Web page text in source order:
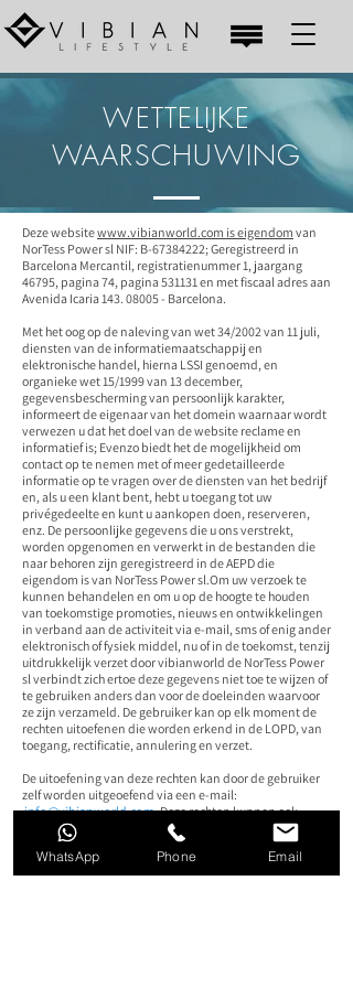
WETTELIJKE
WAARSCHUWING
Deze websitewww.vibianworld.com is eigendom van
NorTess Power sl NIF: B-67384222; Geregistreerd in
Barcelona Mercantil, registratienummer 1, jaargang
46795, pagina 74, pagina 531131 en met fiscaal adres aan
Avenida Icaria143. 08005- Barcelona.
Met het oog op de naleving van wet 34/2002 van 11 juli,
diensten van de informatiemaatschappij en
elektronische handel, hierna LSSI genoemd, en
organieke wet 15/1999 van 13 december,
gegevensbescherming van persoonlijk karakter,
informeert de eigenaar van het domein waarnaar wordt
verwezen u dat het doel van de website reclame en
informatief is; Evenzo biedt het de mogelijkheid om
contact op te nemen met of meer gedetailleerde
informatie op te vragen over de diensten van het bedrijf
en, als u een klant bent, hebt u toegang tot uw
privégedeelte en kunt u aankopen doen, reserveren,
enz. De persoonlijke gegevens die u ons verstrekt,
worden opgenomen en verwerkt in de bestanden die
naar behoren zijn geregistreerd in de AEPD die
eigendom is van NorTess Power sl.Om uw verzoek te
kunnen behandelen en om u op de hoogte te houden
van toekomstige promoties, nieuws en ontwikkelingen
in verband aan de activiteit via e-mail, sms of enig ander
elektronisch of fysiek middel, nu of in de toekomst, tenzij
uitdrukkelijk verzet door vibianworld de NorTess Power
sl verbindt zich ertoe deze gegevens niet toe te wijzen of
te gebruiken anders dan voor de doeleinden waarvoor
ze zijn verzameld. De gebruiker kan op elk moment de
rechten uitoefenen die worden erkend in de LOPD, van
toegang, rectificatie, annulering en verzet.
De uitoefening van deze rechten kan door de gebruiker
zelf worden uitgeoefend via een e-mail:
info@vibianworld.com.Deze rechten kunnen ook
worden uitgeoefend in de voorwaarden bepaald door
de toepasselijke regelgeving en kunnen worden
geraadpleegd op
https: // www. aepd. is /
WhatsApp Phone Email